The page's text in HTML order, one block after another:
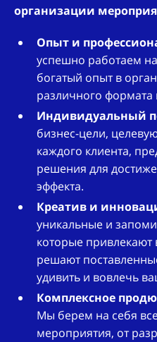
организации
Опыт и
успешно работаем
богатый опыт в
различного формата
Индивидуальный
бизнес-цели,
каждого клиента,
решения для
эффекта.
Креатив и
уникальные и
которые
решают
удивить и вовлечь
Комплексное
Мы берем на себя
мероприятия, от